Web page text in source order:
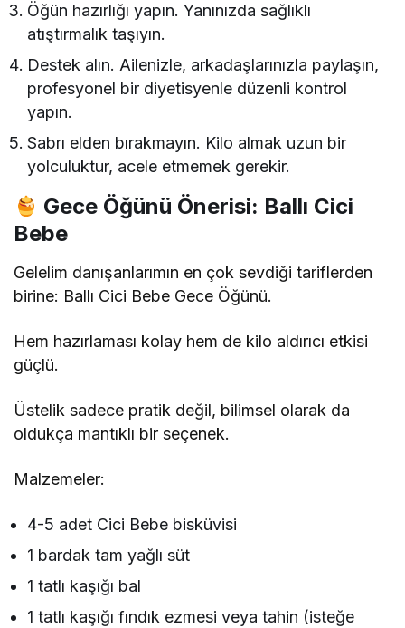
Öğün hazırlığı yapın. Yanınızda sağlıklı
atıştırmalık taşıyın.
Destek alın. Ailenizle, arkadaşlarınızla paylaşın,
profesyonel bir diyetisyenle düzenli kontrol
yapın.
Sabrı elden bırakmayın. Kilo almak uzun bir
yolculuktur, acele etmemek gerekir.
Gece Öğünü Önerisi: Ballı Cici
Bebe
Gelelim danışanlarımın en çok sevdiği tariflerden
birine: Ballı Cici Bebe Gece Öğünü.
Hem hazırlaması kolay hem de kilo aldırıcı etkisi
güçlü.
Üstelik sadece pratik değil, bilimsel olarak da
oldukça mantıklı bir seçenek.
Malzemeler:
4-5 adet Cici Bebe bisküvisi
1 bardak tam yağlı süt
1 tatlı kaşığı bal
1 tatlı kaşığı fındık ezmesi veya tahin (isteğe